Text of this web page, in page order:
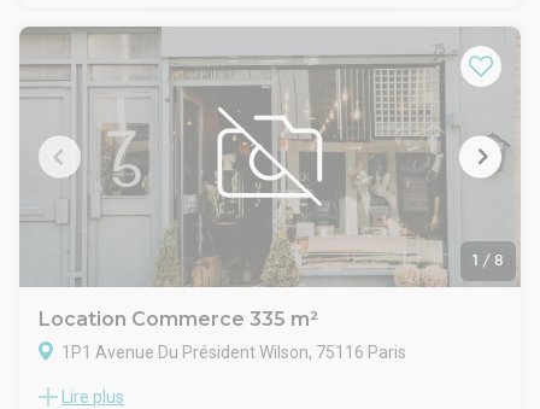
cœur d’un environnement économique dynamique abritant
de nombreuses entreprises, sièges sociaux et commerces
haut de gamme. À proximité immédiate se trouvent les
stations de métro Saint-Augustin, Miromesnil et Havre-
Caumartin, assurant une excellente desserte par les lignes 3,
9, 12 et 14, ainsi que par le RER A à Auber.
Les occupants profitent d’un cadre de travail valorisant,
combinant prestige, accessibilité et confort, au sein d’un
quartier vivant proche des Grands Magasins et du parc
1 / 8
Location Commerce 335 m²
1P1 Avenue Du Président Wilson, 75116 Paris
Au pont de l'Alma, dans un immeuble de standing, à louer
Lire plus